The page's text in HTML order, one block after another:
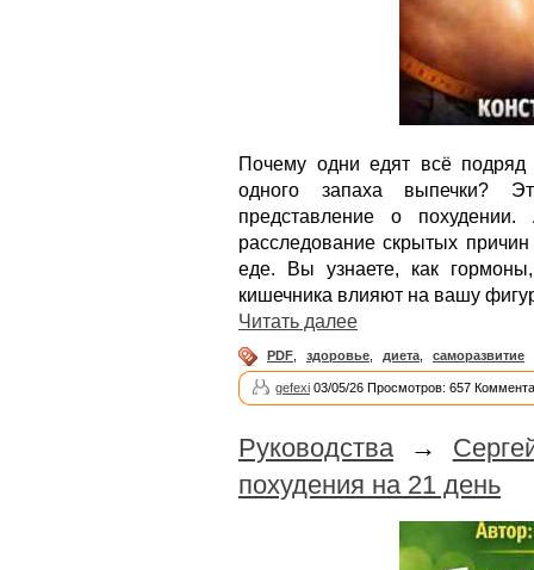
Почему одни едят всё
одного запаха выпечки?
представление о
расследование скрытых
еде. Вы узнаете, как
кишечника влияют на вашу
Читать далее
PDF здоровье диета саморазвитие
gefexi 03/05/26 Просмотров: 657
Руководства→
похудения на 21 день